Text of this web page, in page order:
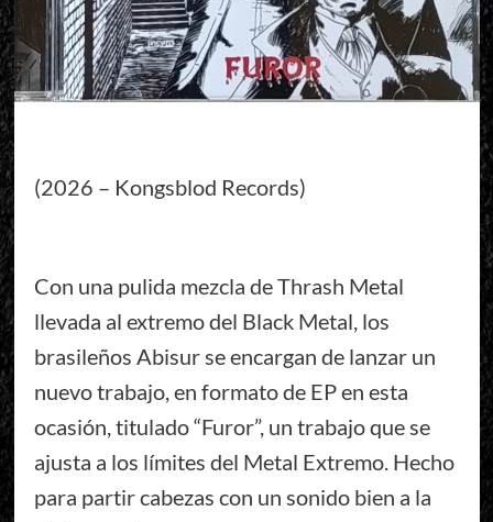
(2026 – Kongsblod Records)
Con una pulida mezcla de Thrash Metal
llevada al extremo del Black Metal, los
brasileños Abisur se encargan de lanzar un
nuevo trabajo, en formato de EP en esta
ocasión, titulado “Furor”, un trabajo que se
ajusta a los límites del Metal Extremo. Hecho
para partir cabezas con un sonido bien a la